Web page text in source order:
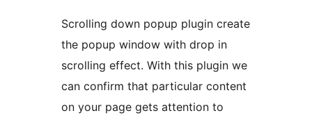
Scrolling down popup plugin create
the popup window with drop in
scrolling effect. With this plugin we
can confirm that particular content
on your page gets attention to